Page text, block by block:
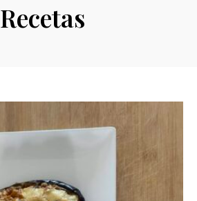
Recetas